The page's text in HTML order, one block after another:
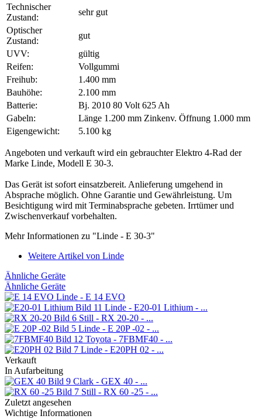
Technischer
Zustand:
sehr gut
Optischer
Zustand:
gut
UVV:
gültig
Reifen:
Vollgummi
Freihub:
1.400 mm
Bauhöhe:
2.100 mm
Batterie:
Bj. 2010 80 Volt 625 Ah
Gabeln:
Länge 1.200 mm Zinkenv. Öffnung 1.000 mm
Eigengewicht:
5.100 kg
Angeboten und verkauft wird ein gebrauchter Elektro 4-Rad der
Marke Linde, Modell E 30-3.
Das Gerät ist sofort einsatzbereit. Anlieferung umgehend in
Absprache möglich. Ohne Garantie und Gewährleistung. Um
Besichtigung wird mit Terminabsprache gebeten. Irrtümer und
Zwischenverkauf vorbehalten.
Mehr Informationen zu "Linde - E 30-3"
Weitere Artikel von Linde
Ähnliche Geräte
Ähnliche Geräte
Linde - E 14 EVO
Linde - E20-01 Lithium - ...
Still - RX 20-20 - ...
Linde - E 20P -02 - ...
Toyota - 7FBMF40 - ...
Linde - E20PH 02 - ...
Verkauft
In Aufarbeitung
Clark - GEX 40 - ...
Still - RX 60 -25 - ...
Zuletzt angesehen
Wichtige Informationen